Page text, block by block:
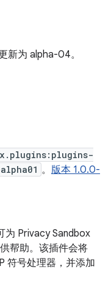
新为 alpha-04。
。 版本 1.0.0-
为 Privacy Sandbox
帮助。该插件会将
符号处理器，并添加